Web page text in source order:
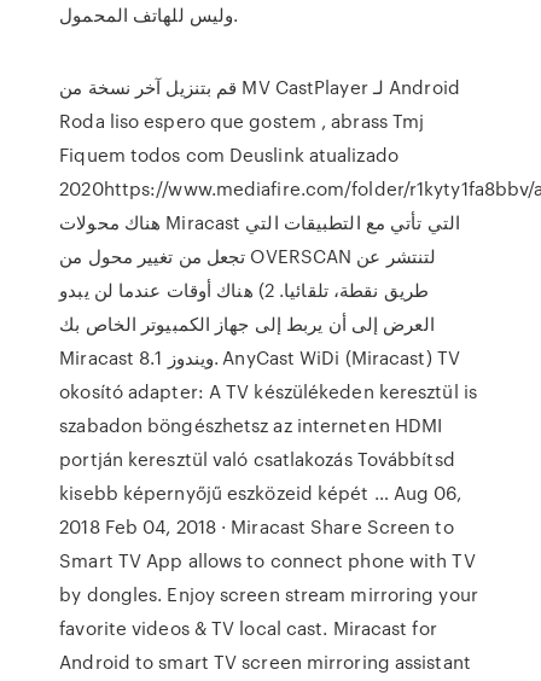
وليس للهاتف المحمول.
قم بتنزيل آخر نسخة من MV CastPlayer لـ Android
Roda liso espero que gostem , abrass Tmj
Fiquem todos com Deuslink atualizado
2020https://www.mediafire.com/folder/r1kyty1fa8bbv/
هناك محولات Miracast التي تأتي مع التطبيقات التي
تجعل من تغيير محول من OVERSCAN لتنتشر عن
طريق نقطة، تلقائيا. 2) هناك أوقات عندما لن يبدو
العرض إلى أن يربط إلى جهاز الكمبيوتر الخاص بك
Miracast ويندوز 8.1. AnyCast WiDi (Miracast) TV
okosító adapter: A TV készülékeden keresztül is
szabadon böngészhetsz az interneten HDMI
portján keresztül való csatlakozás Továbbítsd
kisebb képernyőjű eszközeid képét … Aug 06,
2018 Feb 04, 2018 · Miracast Share Screen to
Smart TV App allows to connect phone with TV
by dongles. Enjoy screen stream mirroring your
favorite videos & TV local cast. Miracast for
Android to smart TV screen mirroring assistant